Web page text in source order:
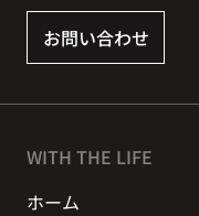
お問い合わせ
WITH THE LIFE
ホーム